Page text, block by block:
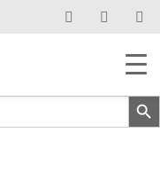
Botón de